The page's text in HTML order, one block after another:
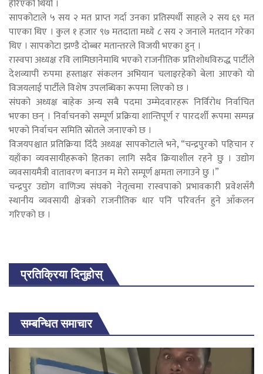
हेरिएको थियो ।
सापकोटाले ५ सय २ मत प्राप्त गर्दा उनका प्रतिस्पर्धी साहले २ सय ६९ मत
पाएका थिए । कुल १ हजार ९७ मतदाता मध्ये ८ सय २ जनाले मतदान गरेका
थिए । सापकोटा झण्डै दोब्बर मतान्तरले विजयी भएका हुन् ।
रास्वपा अध्यक्ष रवि लामिछानेमाथि भएको राजनीतिक प्रतिशोधविरुद्ध पार्टीले
देशव्यापी रुपमा हस्ताक्षर संकलन अभियान चलाइरहेको बेला आएको यो
विजयलाई पार्टीले विशेष उपलब्धिका रूपमा लिएको छ ।
संघको अध्यक्ष बाहेक अन्य सबै पदमा उम्मेदवारहरू निर्विरोध निर्वाचित
भएका छन् । निर्वाचनको सम्पूर्ण प्रक्रिया शान्तिपूर्ण र पारदर्शी रूपमा सम्पन्न
भएको निर्वाचन समिति स्रोतले जनाएको छ ।
विजयपश्चात प्रतिक्रिया दिँदै अध्यक्ष सापकोटाले भने, “चन्द्रपुरको पहिचान र
यहाँका व्यवसायीहरूको हितका लागि सदैव क्रियाशील रहने छु । उद्योग
व्यवसायमैत्री वातावरण बनाउन म मेरो सम्पूर्ण क्षमता लगाउने छु ।”
चन्द्रपुर उद्योग वाणिज्य संघको नेतृत्वमा रास्वपाको प्रभावकारी प्रवेशसँगै
स्थानीय व्यवसायी क्षेत्रको राजनीतिक धार पनि परिवर्तन हुने आँकलन
गरिएको छ ।
प्रतिक्रिया दिनुहोस्
सम्बन्धित समाचार